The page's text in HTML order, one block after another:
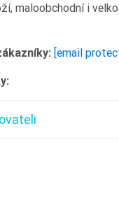
maloobchodní i
[email